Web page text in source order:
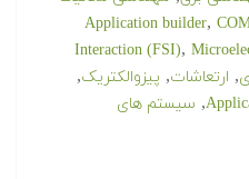
Application builder,
Interaction (FSI),
, ارتعاشات, پیزوالکتریک,
, سیستم های